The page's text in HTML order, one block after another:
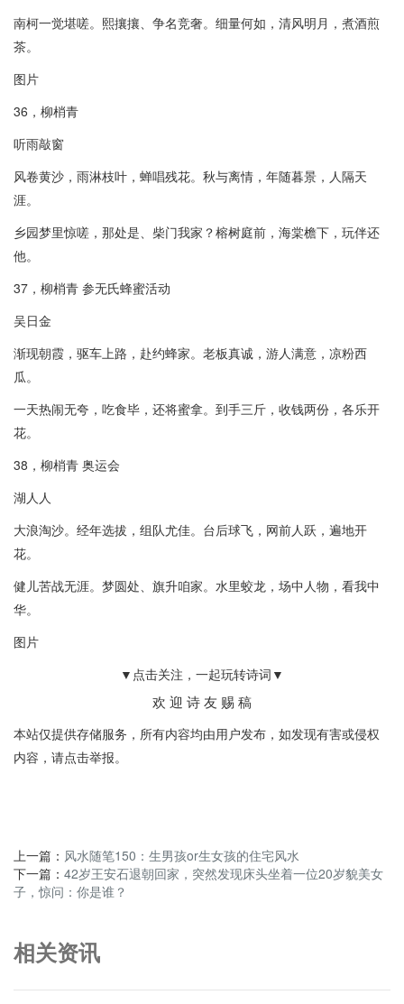
南柯一觉堪嗟。熙攘攘、争名竞奢。细量何如，清风明月，煮酒煎
茶。
图片
36，柳梢青
听雨敲窗
风卷黄沙，雨淋枝叶，蝉唱残花。秋与离情，年随暮景，人隔天
涯。
乡园梦里惊嗟，那处是、柴门我家？榕树庭前，海棠檐下，玩伴还
他。
37，柳梢青 参无氏蜂蜜活动
吴日金
渐现朝霞，驱车上路，赴约蜂家。老板真诚，游人满意，凉粉西
瓜。
一天热闹无夸，吃食毕，还将蜜拿。到手三斤，收钱两份，各乐开
花。
38，柳梢青 奥运会
湖人人
大浪淘沙。经年选拔，组队尤佳。台后球飞，网前人跃，遍地开
花。
健儿苦战无涯。梦圆处、旗升咱家。水里蛟龙，场中人物，看我中
华。
图片
▼点击关注，一起玩转诗词▼
欢 迎 诗 友 赐 稿
本站仅提供存储服务，所有内容均由用户发布，如发现有害或侵权
内容，请点击举报。
上一篇： 风水随笔150：生男孩or生女孩的住宅风水
下一篇： 42岁王安石退朝回家，突然发现床头坐着一位20岁貌美女
子，惊问：你是谁？
相关资讯